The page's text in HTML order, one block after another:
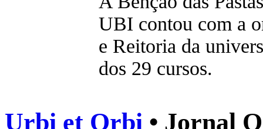
UBI contou com a
e Reitoria da
dos 29 cursos.
Urbi et Orbi • Jornal